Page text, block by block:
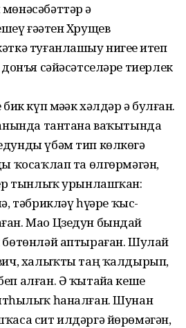
ҙә
ғәҙәтен Хрущев
туғанлашыу нигеҙе итеп
сәйәсәтселәре тиерлек
күп мәҙәк хәлдәр ҙә булған.
тантана ваҡытында
үбәм тип көлкөгә
ҡосаҡлап та өлгөрмәгән,
тынлыҡ урынлаш­ҡан:
тәбрикләү һүҙҙәре ҡыс­
Мао Цзедун бындай
аптыраған. Шулай
халыҡты таң ҡалдырып,
алған. Ә ҡытайҙа кеше
һаналған. Шунан
сит илдәргә йөрөмәгән,